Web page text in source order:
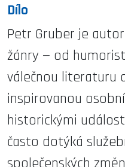
Dílo
Petr Gruber je
žánry — od
válečnou literaturu
inspirovanou
historickými
často dotýká
společenských